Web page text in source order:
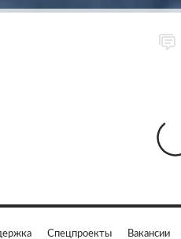
Спецпроекты Вакансии